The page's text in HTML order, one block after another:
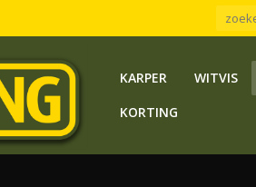
KARPER WITVIS
KORTING